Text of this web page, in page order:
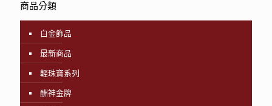
商品分類
白金飾品
最新商品
輕珠寶系列
酬神金牌